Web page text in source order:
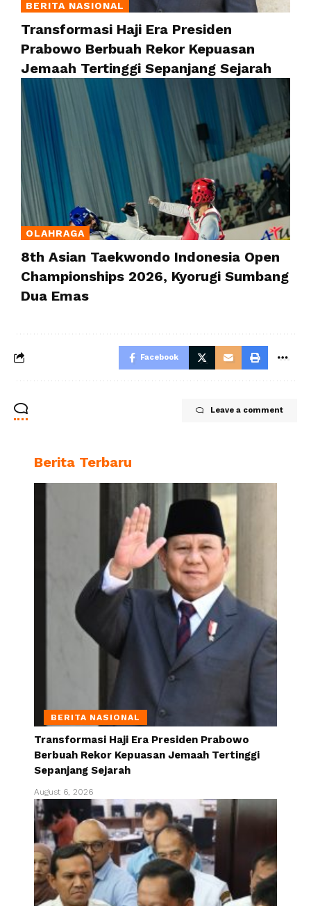
BERITA NASIONAL
Transformasi Haji Era Presiden
Prabowo Berbuah Rekor Kepuasan
Jemaah Tertinggi Sepanjang Sejarah
OLAHRAGA
8th Asian Taekwondo Indonesia Open
Championships 2026, Kyorugi Sumbang
Dua Emas
Facebook
Leave a comment
Berita Terbaru
BERITA NASIONAL
Transformasi Haji Era Presiden Prabowo
Berbuah Rekor Kepuasan Jemaah Tertinggi
Sepanjang Sejarah
August 6, 2026